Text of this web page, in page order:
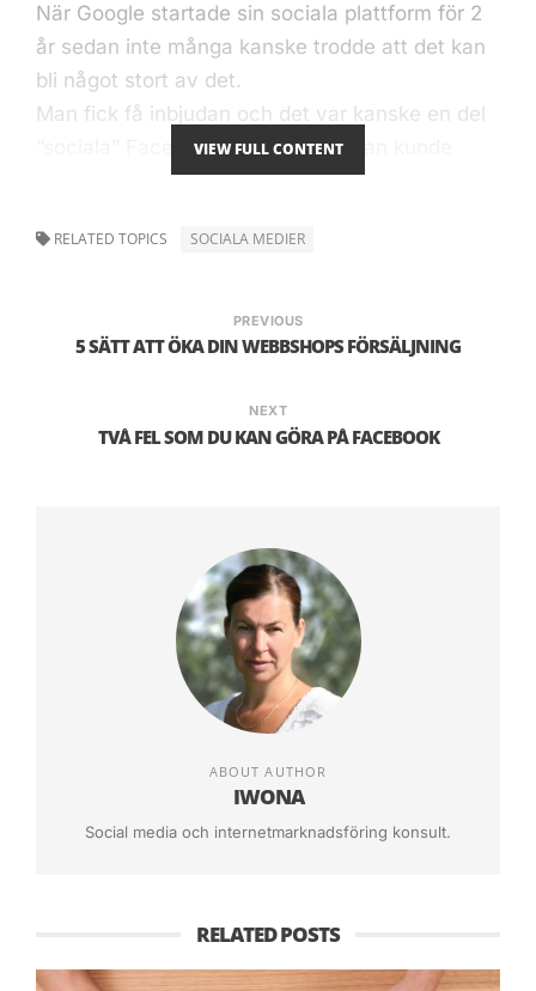
När Google startade sin sociala plattform för 2
år sedan inte många kanske trodde att det kan
bli något stort av det.
Man fick få inbjudan och det var kanske en del
”sociala” Facebook vänner som man kunde
bjuda till, men många inte ville vara både här
aktiva användare.
och så stor? SEO.
plattformen. Så om du har företagskonto på
Google+ och din konkurrent på Facebook vem
vinner i kampen om platsen bland de första 10 i
sökningen? Det är ganska självklart.
VIEW FULL CONTENT
RELATED TOPICS SOCIALA MEDIER
PREVIOUS
5 SÄTT ATT ÖKA DIN WEBBSHOPS FÖRSÄLJNING
NEXT
TVÅ FEL SOM DU KAN GÖRA PÅ FACEBOOK
ABOUT AUTHOR
IWONA
Social media och internetmarknadsföring konsult.
RELATED POSTS